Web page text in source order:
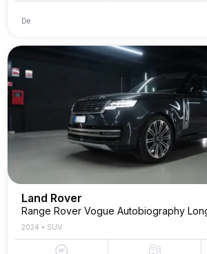
De
Land Rover
Range Rover Vogue Autobiography
2024 • SUV